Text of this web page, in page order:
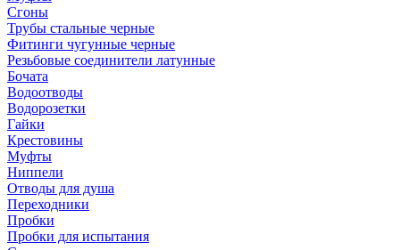
Сгоны
Трубы стальные черные
Фитинги чугунные черные
Резьбовые соединители латунные
Бочата
Водоотводы
Водорозетки
Гайки
Крестовины
Муфты
Ниппели
Отводы для душа
Переходники
Пробки
Пробки для испытания